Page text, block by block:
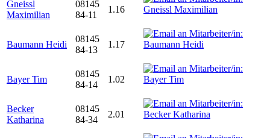
Gneissl
Maximilian
08145
84-11
1.16
Baumann Heidi
08145
84-13
1.17
Bayer Tim
08145
84-14
1.02
Becker
Katharina
08145
84-34
2.01